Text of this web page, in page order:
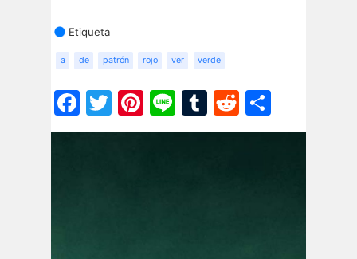
Etiqueta
a de patrón rojo ver verde
Facebook
Twitter
Pinterest
LineTumblr
Reddit